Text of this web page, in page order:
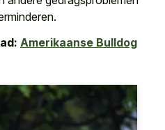
Amerikaanse Bulldog